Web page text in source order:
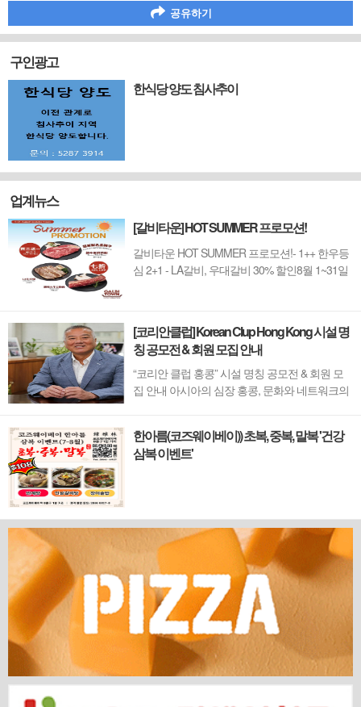
공유하기
구인광고
한식당 양도 침사추이
업계뉴스
[갈비타운] HOT SUMMER 프로모션!
갈비타운 HOT SUMMER 프로모션!- 1++ 한우등
심 2+1 - LA갈비, 우대갈비 30% 할인8월 1~31일
[코리안클럽] Korean Clup Hong Kong 시설 명
칭 공모전 & 회원 모집 안내
“코리안 클럽 홍콩” 시설 명칭 공모전 & 회원 모
집 안내 아시아의 심장 홍콩, 문화와 네트워크의
홍콩. 이 역동적인 글로벌 허브의 중심에서 한국
의 깊이 있는 문화유산과 세계적 감각을 잇는 새
한아름(코즈웨이베이)) 초복, 중복, 말복 '건강
삼복 이벤트'